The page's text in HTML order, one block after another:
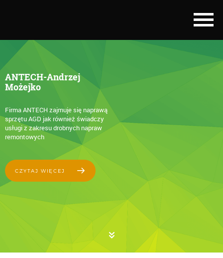
ANTECH-Andrzej
Możejko
Firma ANTECH zajmuje się naprawą
sprzętu AGD jak również świadczy
usługi z zakresu drobnych napraw
remontowych
CZYTAJ WIĘCEJ